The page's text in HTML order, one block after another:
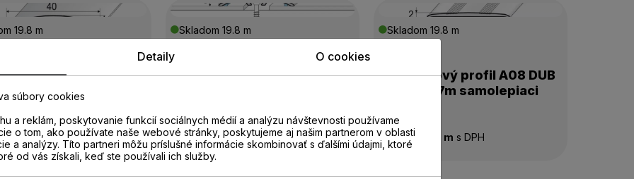
19.8 m
profil A64
BIELA 2,7m narážací
€/ms DPH
Skladom 19.8 m
Effector
Prechodový profil A66 INOX
8,04 €/ms DPH
Skladom 19.8 m
Prechodový profil A08 DUB
Mocca 2,7m samolepiaci
12,21 € m s DPH
Detaily O cookies
súbory cookies
a reklám, poskytovanie funkcií sociálnych médií a analýzu návštevnosti používame
o tom, ako používate naše webové stránky, poskytujeme aj našim partnerom v oblasti
a analýzy. Títo partneri môžu príslušné informácie skombinovať s ďalšími údajmi, ktoré
od vás získali, keď ste používali ich služby.